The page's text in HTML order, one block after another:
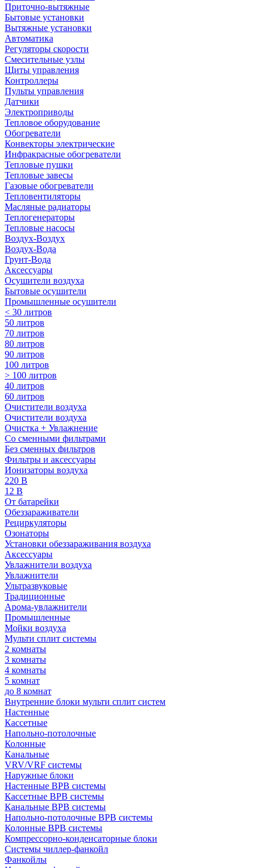
Приточно-вытяжные
Бытовые установки
Вытяжные установки
Автоматика
Регуляторы скорости
Смесительные узлы
Щиты управления
Контроллеры
Пульты управления
Датчики
Электроприводы
Тепловое оборудование
Обогреватели
Конвекторы электрические
Инфракрасные обогреватели
Тепловые пушки
Тепловые завесы
Газовые обогреватели
Тепловентиляторы
Масляные радиаторы
Теплогенераторы
Тепловые насосы
Воздух-Воздух
Воздух-Вода
Грунт-Вода
Аксессуары
Осушители воздуха
Бытовые осушители
Промышленные осушители
< 30 литров
50 литров
70 литров
80 литров
90 литров
100 литров
> 100 литров
40 литров
60 литров
Очистители воздуха
Очистители воздуха
Очистка + Увлажнение
Cо сменными фильтрами
Без сменных фильтров
Фильтры и аксессуары
Ионизаторы воздуха
220 В
12 В
От батарейки
Обеззараживатели
Рециркуляторы
Озонаторы
Установки обеззараживания воздуха
Аксессуары
Увлажнители воздуха
Увлажнители
Ультразвуковые
Традиционные
Арома-увлажнители
Промышленные
Мойки воздуха
Мульти сплит системы
2 комнаты
3 комнаты
4 комнаты
5 комнат
до 8 комнат
Внутренние блоки мульти сплит систем
Настенные
Кассетные
Напольно-потолочные
Колонные
Канальные
VRV/VRF системы
Наружные блоки
Настенные ВРВ системы
Кассетные ВРВ системы
Канальные ВРВ системы
Напольно-потолочные ВРВ системы
Колонные ВРВ системы
Компрессорно-конденсаторные блоки
Системы чиллер-фанкойл
Фанкойлы